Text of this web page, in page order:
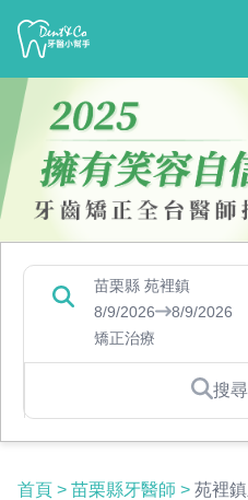
苗栗縣 苑裡鎮
8/9/2026
8/9/2026
矯正治療
搜
首頁 > 苗栗縣牙醫師 > 苑裡